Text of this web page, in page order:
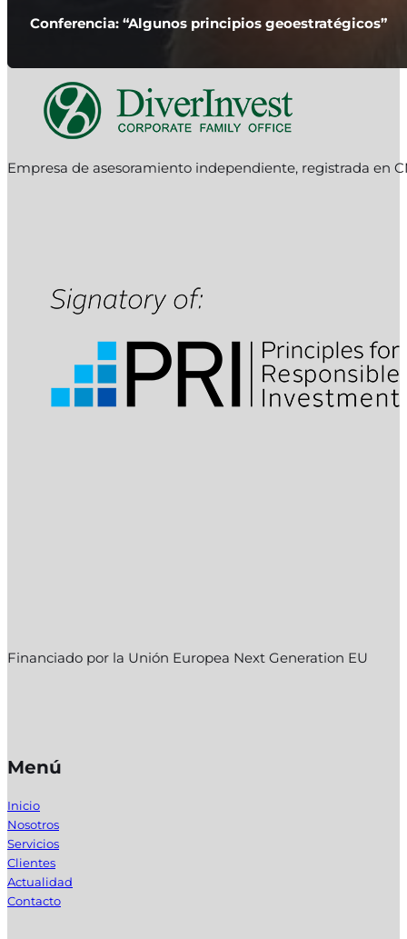
Conferencia: “Algunos principios geoestratégicos”
Empresa de asesoramiento independiente, registrada en
Financiado por la Unión Europea Next Generation EU
Menú
Inicio
Nosotros
Servicios
Clientes
Actualidad
Contacto